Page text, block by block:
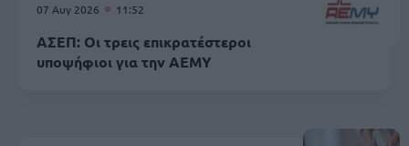
07 Αυγ 2026 11:52
ΑΣΕΠ: Οι τρεις επικρατέστεροι
υποψήφιοι για την ΑΕΜΥ